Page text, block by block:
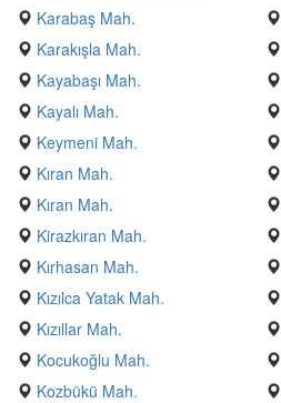
Karabaş Mah.
Karakışla Mah.
Kayabaşı Mah.
Kayalı Mah.
Keymeni Mah.
Kıran Mah.
Kıran Mah.
Kirazkıran Mah.
Kırhasan Mah.
Kızılca Yatak Mah.
Kızıllar Mah.
Kocukoğlu Mah.
Kozbükü Mah.